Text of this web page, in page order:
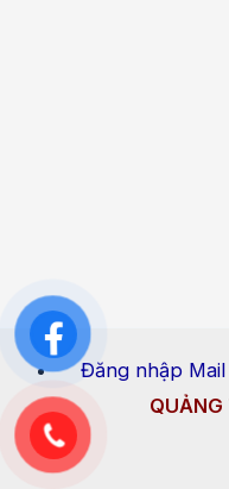
Đăng nhập Mail
QUẢNG